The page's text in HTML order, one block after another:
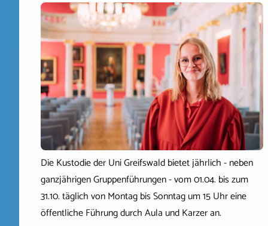
Die Kustodie der Uni Greifswald bietet jährlich - neben
ganzjährigen Gruppenführungen - vom 01.04. bis zum
31.10. täglich von Montag bis Sonntag um 15 Uhr eine
öffentliche Führung durch Aula und Karzer an.